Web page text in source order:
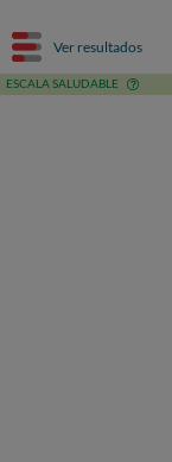
Ver resultados
ESCALA SALUDABLE